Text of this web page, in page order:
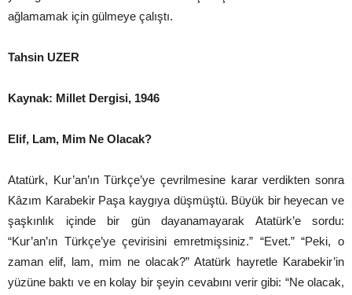
ağlamamak için gülmeye çalıştı.
Tahsin UZER
Kaynak: Millet Dergisi, 1946
Elif, Lam, Mim Ne Olacak?
Atatürk, Kur’an’ın Türkçe’ye çevrilmesine karar verdikten sonra
Kâzım Karabekir Paşa kaygıya düşmüştü. Büyük bir heyecan ve
şaşkınlık içinde bir gün dayanamayarak Atatürk’e sordu:
“Kur’an’ın Türkçe’ye çevirisini emretmişsiniz.” “Evet.” “Peki, o
zaman elif, lam, mim ne olacak?” Atatürk hayretle Karabekir’in
yüzüne baktı ve en kolay bir şeyin cevabını verir gibi: “Ne olacak,